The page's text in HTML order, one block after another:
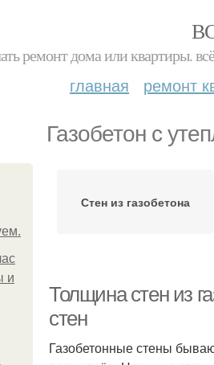
ремонт дома или квартиры.
главная ремонт
Газобетон с
и
Стен из газобетона
Толщина стен из
стен
Газобетонные стены